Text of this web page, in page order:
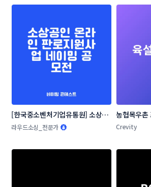
[한국중소벤처기업유통원] 소상공
인 온라인 판로지원사업 네이밍 공
라우드소싱_전문가
농협목우촌
밍 공모
Crevity